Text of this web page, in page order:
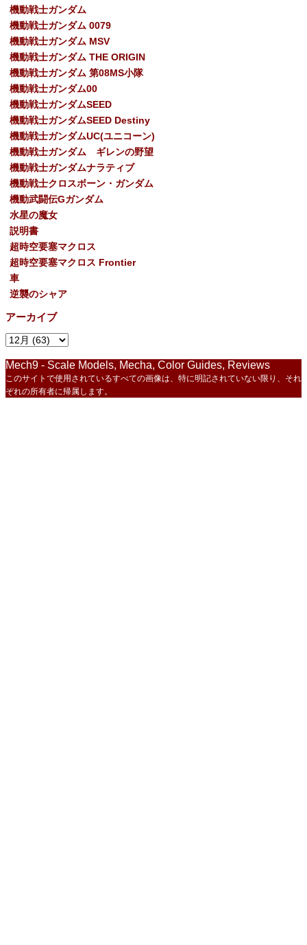
機動戦士ガンダム
機動戦士ガンダム 0079
機動戦士ガンダム MSV
機動戦士ガンダム THE ORIGIN
機動戦士ガンダム 第08MS小隊
機動戦士ガンダム00
機動戦士ガンダムSEED
機動戦士ガンダムSEED Destiny
機動戦士ガンダムUC(ユニコーン)
機動戦士ガンダム ギレンの野望
機動戦士ガンダムナラティブ
機動戦士クロスボーン・ガンダム
機動武闘伝Gガンダム
水星の魔女
説明書
超時空要塞マクロス
超時空要塞マクロス Frontier
車
逆襲のシャア
アーカイブ
Mech9 - Scale Models, Mecha, Color Guides, Reviews
このサイトで使用されているすべての画像は、特に明記されていない限り、それ
ぞれの所有者に帰属します。